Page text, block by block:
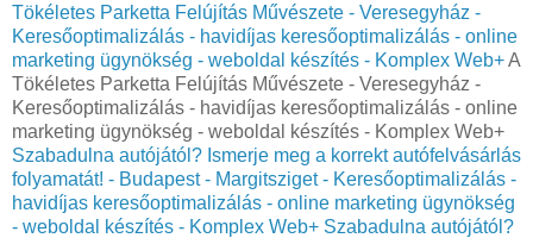
Tökéletes Parketta Felújítás Művészete - Veresegyház -
Keresőoptimalizálás - havidíjas keresőoptimalizálás - online
marketing ügynökség - weboldal készítés - Komplex Web+A
Tökéletes Parketta Felújítás Művészete - Veresegyház -
Keresőoptimalizálás - havidíjas keresőoptimalizálás - online
marketing ügynökség - weboldal készítés - Komplex Web+
Szabadulna autójától? Ismerje meg a korrekt autófelvásárlás
folyamatát! - Budapest - Margitsziget - Keresőoptimalizálás -
havidíjas keresőoptimalizálás - online marketing ügynökség
- weboldal készítés - Komplex Web+ Szabadulna autójától?